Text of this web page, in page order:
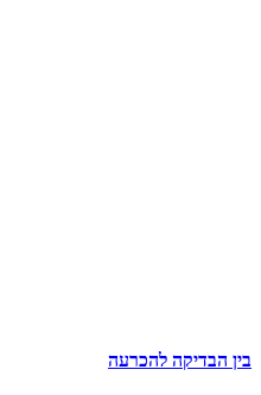
בין הבדיקה להכרעה